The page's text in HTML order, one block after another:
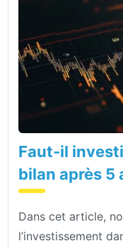
Faut-il
bilan après 5
Dans cet article,
l’investissement